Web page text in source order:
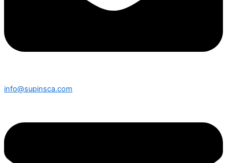
info@supinsca.com